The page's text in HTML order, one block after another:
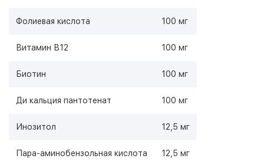
Фолиевая кислота 100 мг
Витамин В12 100 мг
Биотин 100 мг
Ди кальция пантотенат 100 мг
Инозитол 12,5 мг
Пара-аминобензольная кислота 12,5 мг